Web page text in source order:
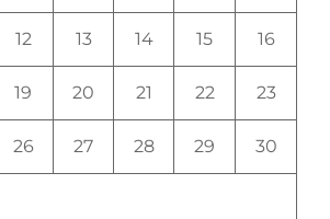
12 13 14 15 16
19 20 21 22 23
26 27 28 29 30